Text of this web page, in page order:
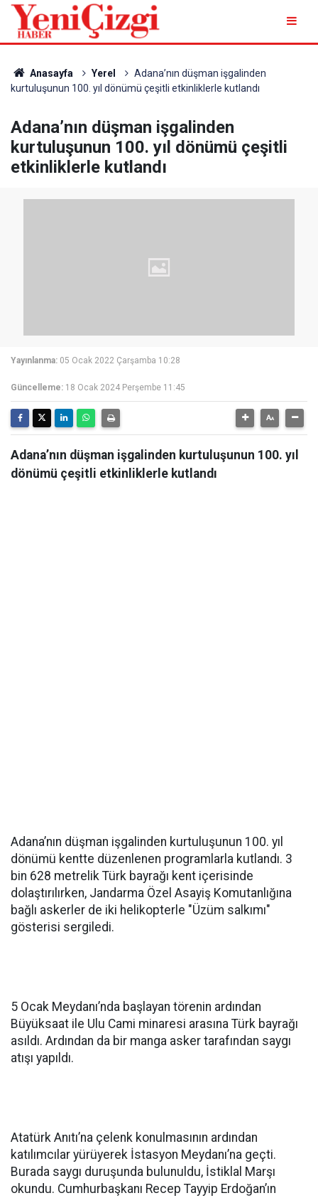
Anasayfa Yerel
Adana’nın düşman işgalinden
kurtuluşunun 100. yıl dönümü çeşitli etkinliklerle kutlandı
Adana’nın düşman işgalinden
kurtuluşunun 100. yıl dönümü çeşitli
etkinliklerle kutlandı
Yayınlanma: 05 Ocak 2022 Çarşamba 10:28
Güncelleme: 18 Ocak 2024 Perşembe 11:45
Adana’nın düşman işgalinden kurtuluşunun 100. yıl
dönümü çeşitli etkinliklerle kutlandı
Adana’nın düşman işgalinden kurtuluşunun 100. yıl
dönümü kentte düzenlenen programlarla kutlandı. 3
bin 628 metrelik Türk bayrağı kent içerisinde
dolaştırılırken, Jandarma Özel Asayiş Komutanlığına
bağlı askerler de iki helikopterle "Üzüm salkımı"
gösterisi sergiledi.
5 Ocak Meydanı’nda başlayan törenin ardından
Büyüksaat ile Ulu Cami minaresi arasına Türk bayrağı
asıldı. Ardından da bir manga asker tarafından saygı
atışı yapıldı.
Atatürk Anıtı’na çelenk konulmasının ardından
katılımcılar yürüyerek İstasyon Meydanı’na geçti.
Burada saygı duruşunda bulunuldu, İstiklal Marşı
okundu. Cumhurbaşkanı Recep Tayyip Erdoğan’ın